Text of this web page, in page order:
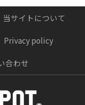
に「無垢材」
当サイトについて
Privacy policy
合わせ